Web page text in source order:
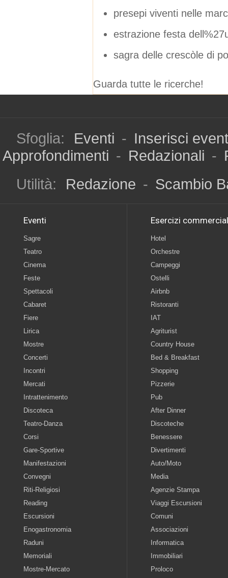
presepi viventi nelle
estrazione festa
sagra delle crescòle di
Guarda tutte le ricerche!
Sfoglia: Eventi - Inserisci
Approfondimenti - Redazionali -
Utilità:
Redazione - Scambio
Eventi
Sagre
Teatro
Cinema
Feste
Spettacoli
Cabaret
Fiere
Lirica
Mostre
Concerti
Incontri
Mercati
Intrattenimento
Discoteca
Teatro-Danza
Corsi
Gare-Sportive
Manifestazioni
Convegni
Riti-Religiosi
Reading
Escursioni
Enogastronomia
Raduni
Memoriali
Mostre-Mercato
Esercizi
Hotel
Orchestre
Campeggi
Ostelli
Airbnb
Ristoranti
IAT
Agriturist
Country House
Bed & Breakfast
Shopping
Pizzerie
Pub
After Dinner
Discoteche
Benessere
Divertimenti
Auto/Moto
Media
Agenzie Stampa
Viaggi Escursioni
Comuni
Associazioni
Informatica
Immobiliari
Proloco